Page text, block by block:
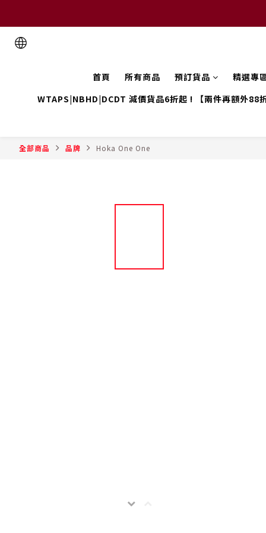
首頁 所有商品 預訂貨品
精選專
WTAPS|NBHD|DCDT 減價貨品6折起 ! 【兩件再額外88
全部商品 品牌 Hoka One One